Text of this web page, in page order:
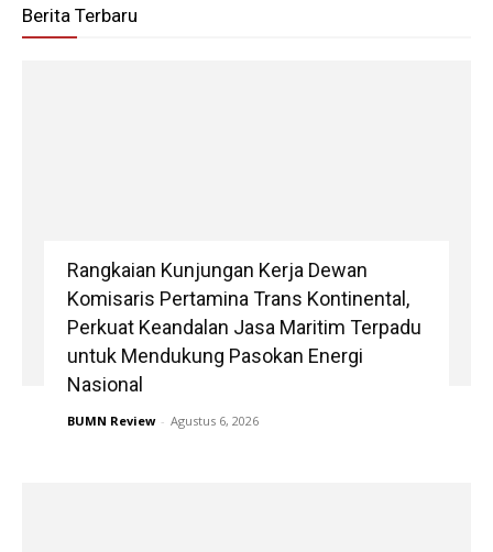
Berita Terbaru
Rangkaian Kunjungan Kerja Dewan
Komisaris Pertamina Trans Kontinental,
Perkuat Keandalan Jasa Maritim Terpadu
untuk Mendukung Pasokan Energi
Nasional
BUMN Review - Agustus 6, 2026